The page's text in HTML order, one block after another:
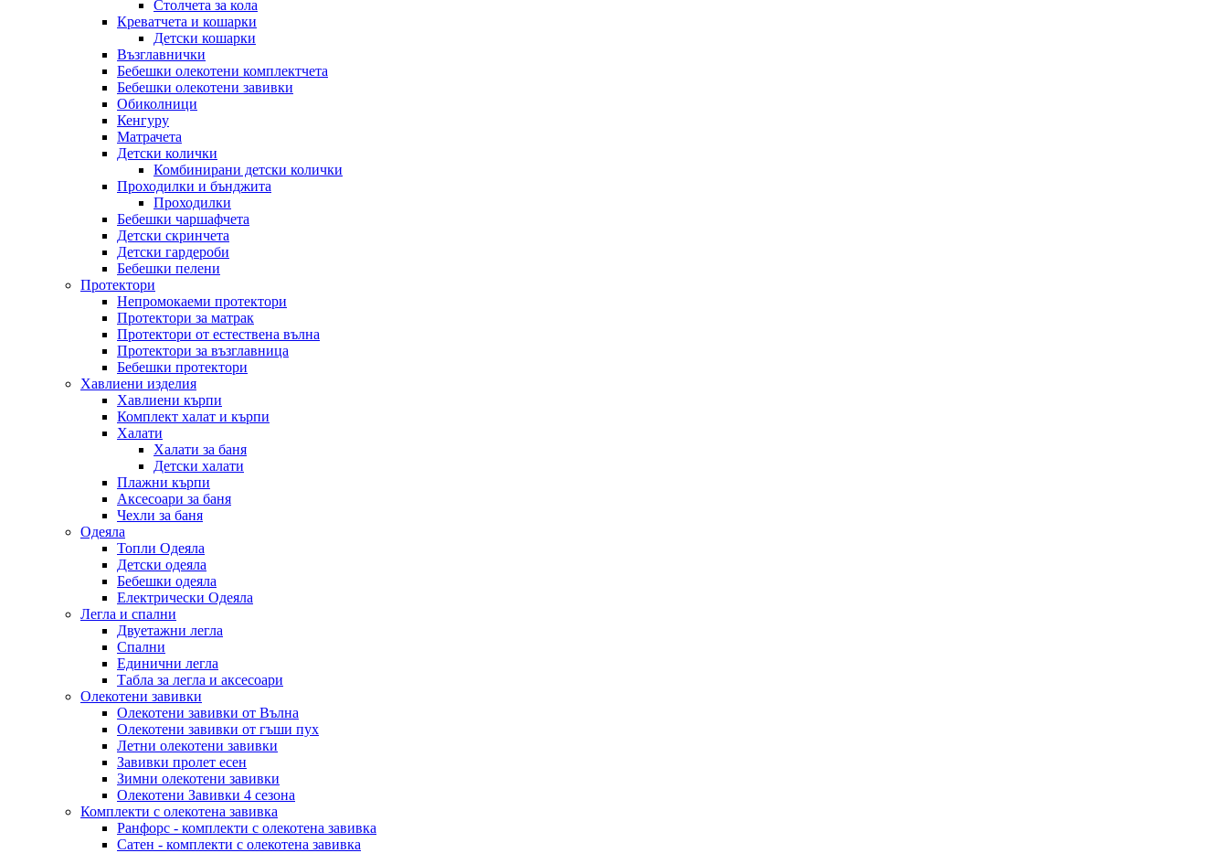
Столчета за кола
Креватчета и кошарки
Детски кошарки
Възглавнички
Бебешки oлекотени комплектчета
Бебешки олекотени завивки
Обиколници
Кенгуру
Матрачета
Детски колички
Комбинирани детски колички
Проходилки и бънджита
Проходилки
Бебешки чаршафчета
Детски скринчета
Детски гардероби
Бебешки пелени
Протектори
Непромокаеми протектори
Протектори за матрак
Протектори от естествена вълна
Протектори за възглавница
Бебешки протектори
Хавлиени изделия
Хавлиени кърпи
Комплект халат и кърпи
Халати
Халати за баня
Детски халати
Плажни кърпи
Аксесоари за баня
Чехли за баня
Одеяла
Топли Одеяла
Детски одеяла
Бебешки одеяла
Електрически Одеяла
Легла и спални
Двуетажни легла
Спални
Единични легла
Табла за легла и аксесоари
Олекотени завивки
Олекотени завивки от Вълна
Олекотени завивки от гъши пух
Летни олекотени завивки
Завивки пролет есен
Зимни олекотени завивки
Олекотени Завивки 4 сезона
Комплекти с олекотена завивка
Ранфорс - комплекти с олекотена завивка
Сатен - комплекти с олекотена завивка